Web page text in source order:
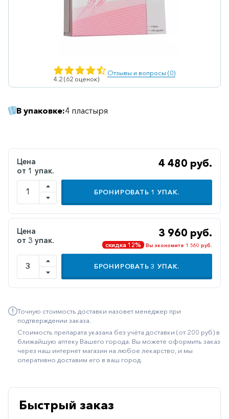
Ветеринарные
Гепатопротекторы
Дерматологические
Диабетические
Желудочно-
кишечные
Иммуностимуляторы
Климактерические
Метаболизм
Наружные
средства
Неврологические
Офтальмология
Паркинсон
4.2 (62 оценок)
Отзывы и вопросы (0)
В упаковке:4 пластыря
Цена
от 1 упак.
4 480 руб.
БРОНИРОВАТЬ 1 УПАК.
Цена
от 3 упак.
3 960 руб.
скидка 12% Вы экономите 1 560 руб.
БРОНИРОВАТЬ3 УПАК.
Точную стоимость доставки назовет менеджер при
подтверждении заказа.
Стоимость препарата указана без учёта доставки (от 200 руб) в
ближайшую аптеку Вашего города. Вы можете оформить заказ
через наш интернет магазин на любое лекарство, и мы
оперативно доставим его в ваш город.
Быстрый заказ